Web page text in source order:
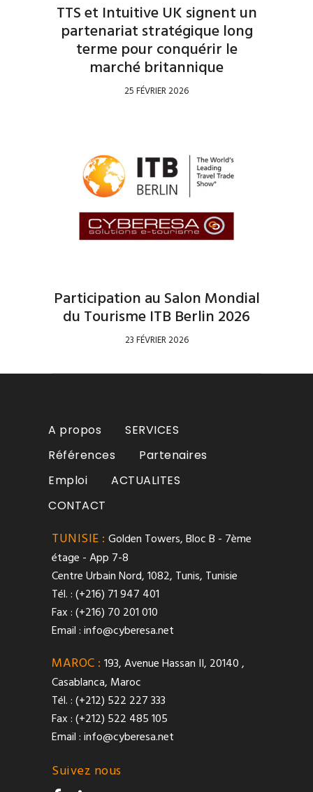
TTS et Intuitive UK signent un
partenariat stratégique long
terme pour conquérir le
marché britannique
25 FÉVRIER 2026
Participation au Salon Mondial
du Tourisme ITB Berlin 2026
23 FÉVRIER 2026
A propos
SERVICES
Références
Partenaires
Emploi
ACTUALITES
CONTACT
TUNISIE : Golden Towers, Bloc B - 7ème
étage - App 7-8
Centre Urbain Nord, 1082, Tunis, Tunisie
Tél. : (+216) 71 947 401
Fax : (+216) 70 201 010
Email :info@cyberesa.net
MAROC : 193, Avenue Hassan II, 20140 ,
Casablanca, Maroc
Tél. : (+212) 522 227 333
Fax : (+212) 522 485 105
Email :info@cyberesa.net
Suivez nous